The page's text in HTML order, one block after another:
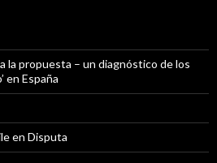
la propuesta – un diagnóstico de los
en España
en Disputa